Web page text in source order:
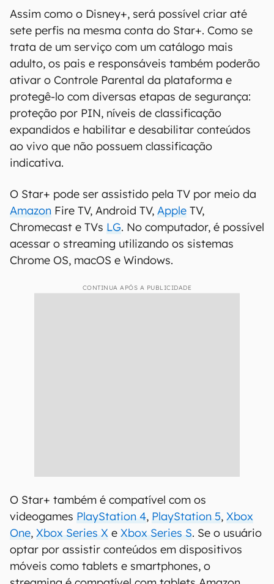
Assim como o Disney+, será possível criar até
sete perfis na mesma conta do Star+. Como se
trata de um serviço com um catálogo mais
adulto, os pais e responsáveis também poderão
ativar o Controle Parental da plataforma e
protegê-lo com diversas etapas de segurança:
proteção por PIN, níveis de classificação
expandidos e habilitar e desabilitar conteúdos
ao vivo que não possuem classificação
indicativa.
O Star+ pode ser assistido pela TV por meio da
Amazon Fire TV, Android TV, Apple TV,
Chromecast e TVs LG. No computador, é possível
acessar o streaming utilizando os sistemas
Chrome OS, macOS e Windows.
CONTINUA APÓS A PUBLICIDADE
O Star+ também é compatível com os
videogames PlayStation 4, PlayStation 5, Xbox
One, Xbox Series X e Xbox Series S. Se o usuário
optar por assistir conteúdos em dispositivos
móveis como tablets e smartphones, o